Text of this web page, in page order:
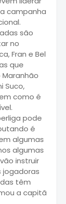
campanha
são
no
Fran e Bel
que
Suco,
como é
pode
é
algumas
algumas
instruir
jogadoras
têm
a capitã